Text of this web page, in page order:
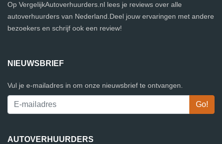
Op VergelijkAutoverhuurders.nl lees je reviews over alle
autoverhuurders van Nederland.Deel jouw ervaringen met andere
bezoekers en schrijf ook een review!
NIEUWSBRIEF
Vul je e-mailadres in om onze nieuwsbrief te ontvangen.
AUTOVERHUURDERS